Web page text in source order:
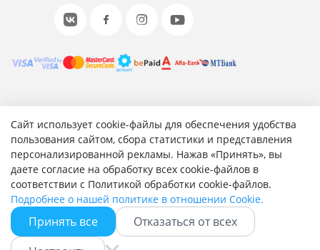
Сайт использует cookie-файлы для обеспечения удобства
пользования сайтом, сбора статистики и представления
персонализированной рекламы. Нажав «Принять», вы
даете согласие на обработку всех cookie-файлов в
соответствии с Политикой обработки cookie-файлов.
Подробнее о нашей политике в отношении Cookie.
Принять все
Отказаться от всех
© 2001-2026 «Битрикс», «1С-Битрикс». Работает на 1С-
Битрикс: Управление сайтом.
Согласие на обработку персональных данных
Отзыв согласия на обработку персональных данных
Политика обработки персональных данных
Соглашение об использовании сайта